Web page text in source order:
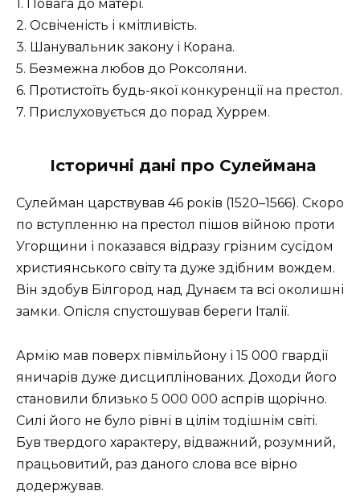
1. Повага до матері.
2. Освіченість і кмітливість.
3. Шанувальник закону і Корана.
5. Безмежна любов до Роксоляни.
6. Протистоїть будь-якої конкуренції на престол.
7. Прислуховується до порад Хуррем.
Історичні дані про Сулеймана
Сулейман царствував 46 років (1520–1566). Скоро
по вступленню на престол пішов війною проти
Угорщини і показався відразу грізним сусідом
християнського світу та дуже здібним вождем.
Він здобув Білгород над Дунаєм та всі околишні
замки. Опісля спустошував береги Італії.
Армію мав поверх півмільйону і 15 000 гвардії
яничарів дуже дисциплінованих. Доходи його
становили близько 5 000 000 аспрів щорічно.
Силі його не було рівні в цілім тодішнім світі.
Був твердого характеру, відважний, розумний,
працьовитий, раз даного слова все вірно
додержував.